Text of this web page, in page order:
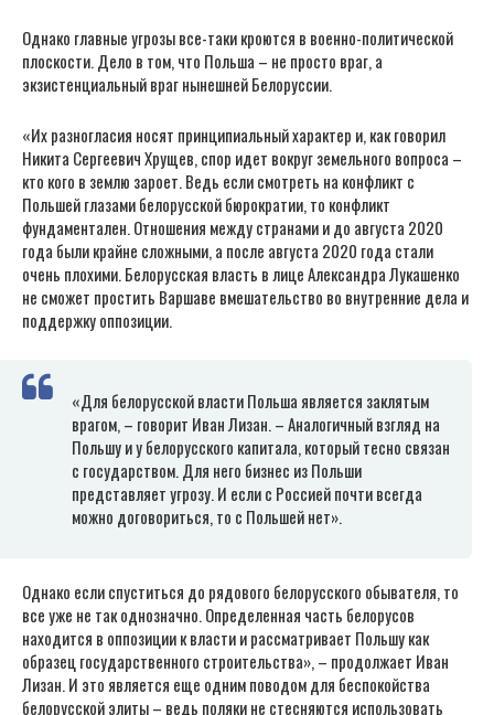
Однако главные угрозы все-таки кроются в военно-политической
плоскости. Дело в том, что Польша – не просто враг, а
экзистенциальный враг нынешней Белоруссии.
«Их разногласия носят принципиальный характер и, как говорил
Никита Сергеевич Хрущев, спор идет вокруг земельного вопроса –
кто кого в землю зароет. Ведь если смотреть на конфликт с
Польшей глазами белорусской бюрократии, то конфликт
фундаментален. Отношения между странами и до августа 2020
года были крайне сложными, а после августа 2020 года стали
очень плохими. Белорусская власть в лице Александра Лукашенко
не сможет простить Варшаве вмешательство во внутренние дела и
поддержку оппозиции.
«Для белорусской власти Польша является заклятым
врагом, – говорит Иван Лизан. – Аналогичный взгляд на
Польшу и у белорусского капитала, который тесно связан
с государством. Для него бизнес из Польши
представляет угрозу. И если с Россией почти всегда
можно договориться, то с Польшей нет».
Однако если спуститься до рядового белорусского обывателя, то
все уже не так однозначно. Определенная часть белорусов
находится в оппозиции к власти и рассматривает Польшу как
образец государственного строительства», – продолжает Иван
Лизан. И это является еще одним поводом для беспокойства
белорусской элиты – ведь поляки не стесняются использовать